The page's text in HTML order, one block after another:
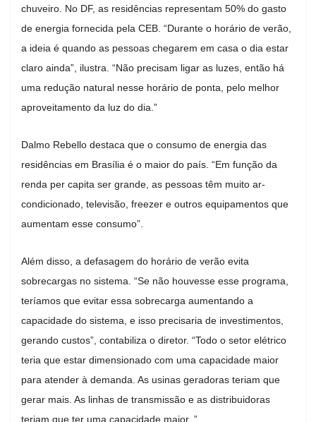
chuveiro. No DF, as residências representam 50% do gasto
de energia fornecida pela CEB. “Durante o horário de verão,
a ideia é quando as pessoas chegarem em casa o dia estar
claro ainda”, ilustra. “Não precisam ligar as luzes, então há
uma redução natural nesse horário de ponta, pelo melhor
aproveitamento da luz do dia.”
Dalmo Rebello destaca que o consumo de energia das
residências em Brasília é o maior do país. “Em função da
renda per capita ser grande, as pessoas têm muito ar-
condicionado, televisão, freezer e outros equipamentos que
aumentam esse consumo”.
Além disso, a defasagem do horário de verão evita
sobrecargas no sistema. “Se não houvesse esse programa,
teríamos que evitar essa sobrecarga aumentando a
capacidade do sistema, e isso precisaria de investimentos,
gerando custos”, contabiliza o diretor. “Todo o setor elétrico
teria que estar dimensionado com uma capacidade maior
para atender à demanda. As usinas geradoras teriam que
gerar mais. As linhas de transmissão e as distribuidoras
teriam que ter uma capacidade maior. ”